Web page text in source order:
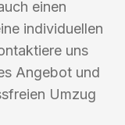
einen
individuellen
uns
Angebot und
Umzug